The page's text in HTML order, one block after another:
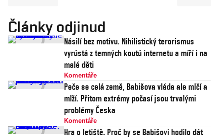
Články odjinud
Násilí bez motivu. Nihilistický terorismus
vyrůstá z temných koutů internetu a míří i na
malé děti
Komentáře
Peče se celá země, Babišova vláda ale mlčí a
mlží. Přitom extrémy počasí jsou trvalými
problémy Česka
Komentáře
Hra o letiště. Proč by se Babišovi hodilo dát